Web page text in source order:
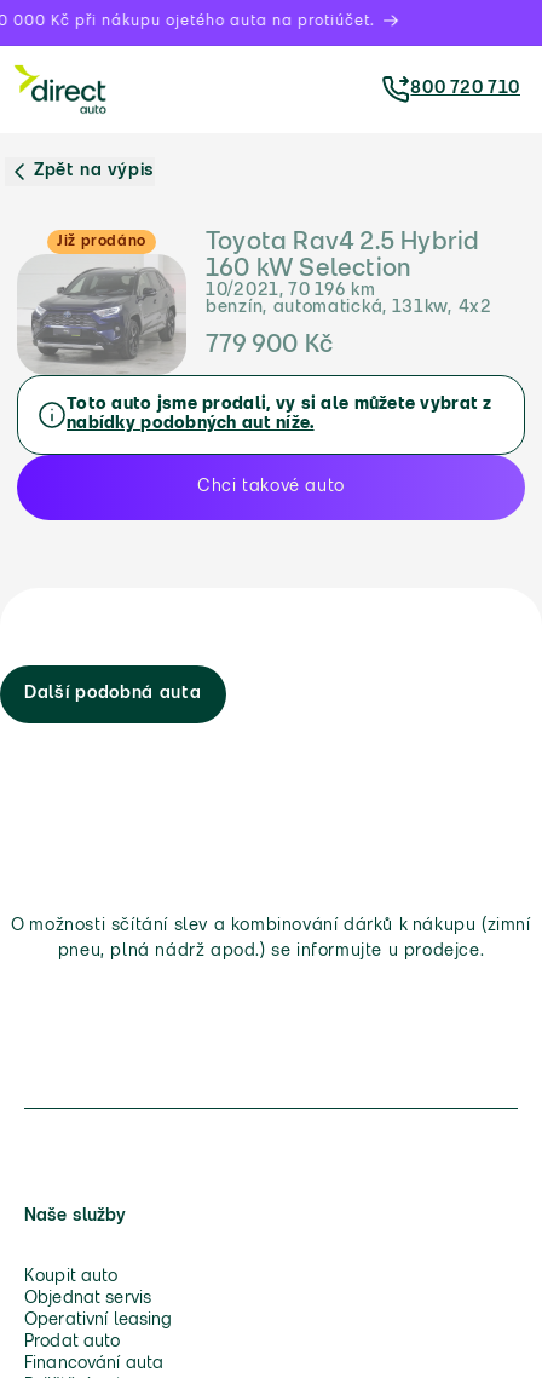
000 Kč při nákupu ojetého auta na protiúčet.
800 720 710
Zpět na výpis
Již prodáno
Toyota Rav4 2.5 Hybrid
160 kW Selection
10/2021, 70 196 km
benzín, automatická, 131kw, 4x2
779 900 Kč
Toto auto jsme prodali, vy si ale můžete vybrat z
nabídky podobných aut níže.
Chci takové auto
Další podobná auta
O možnosti sčítání slev a kombinování dárků k nákupu (zimní
pneu, plná nádrž apod.) se informujte u prodejce.
Naše služby
Koupit auto
Objednat servis
Operativní leasing
Prodat auto
Financování auta